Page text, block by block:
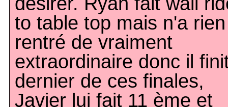
to table top mais n'a rien
rentré de vraiment
extraordinaire donc il
dernier de ces finales,
Javier lui fait 11 ème et